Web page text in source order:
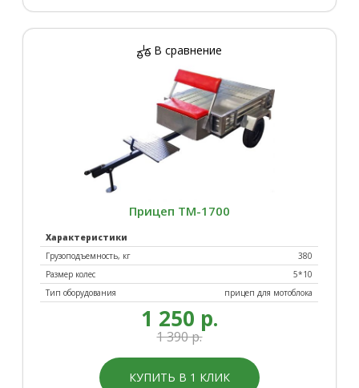
В сравнение
Прицеп ТМ-1700
Характеристики
Грузоподъемность, кг
380
Размер колес
5*10
Тип оборудования
прицеп для мотоблока
1 250 р.
1 390 р.
КУПИТЬ В 1 КЛИК